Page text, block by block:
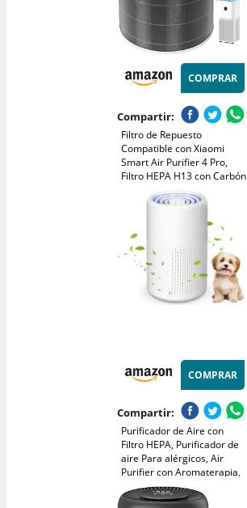
COMPRAR
Compartir:
Filtro de Repuesto
Compatible con Xiaomi
Smart Air Purifier 4 Pro,
Filtro HEPA H13 con Carbón
Activado, Filtro 3 en 1 para
Polvo, Polen, Pelo de
COMPRAR
Compartir:
Purificador de Aire con
Filtro HEPA, Purificador de
aire Para alérgicos, Air
Purifier con Aromaterapia,
Elimina de Alergia Polen
Olor y Caspa de Mascota,